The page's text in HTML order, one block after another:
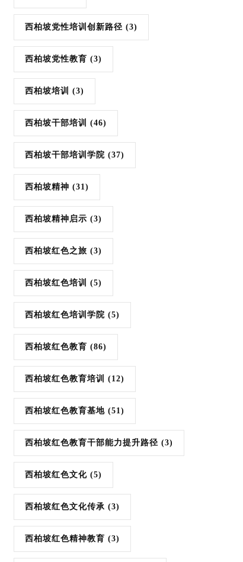
西柏坡党性培训创新路径 (3)
西柏坡党性教育 (3)
西柏坡培训 (3)
西柏坡干部培训 (46)
西柏坡干部培训学院 (37)
西柏坡精神 (31)
西柏坡精神启示 (3)
西柏坡红色之旅 (3)
西柏坡红色培训 (5)
西柏坡红色培训学院 (5)
西柏坡红色教育 (86)
西柏坡红色教育培训 (12)
西柏坡红色教育基地 (51)
西柏坡红色教育干部能力提升路径 (3)
西柏坡红色文化 (5)
西柏坡红色文化传承 (3)
西柏坡红色精神教育 (3)